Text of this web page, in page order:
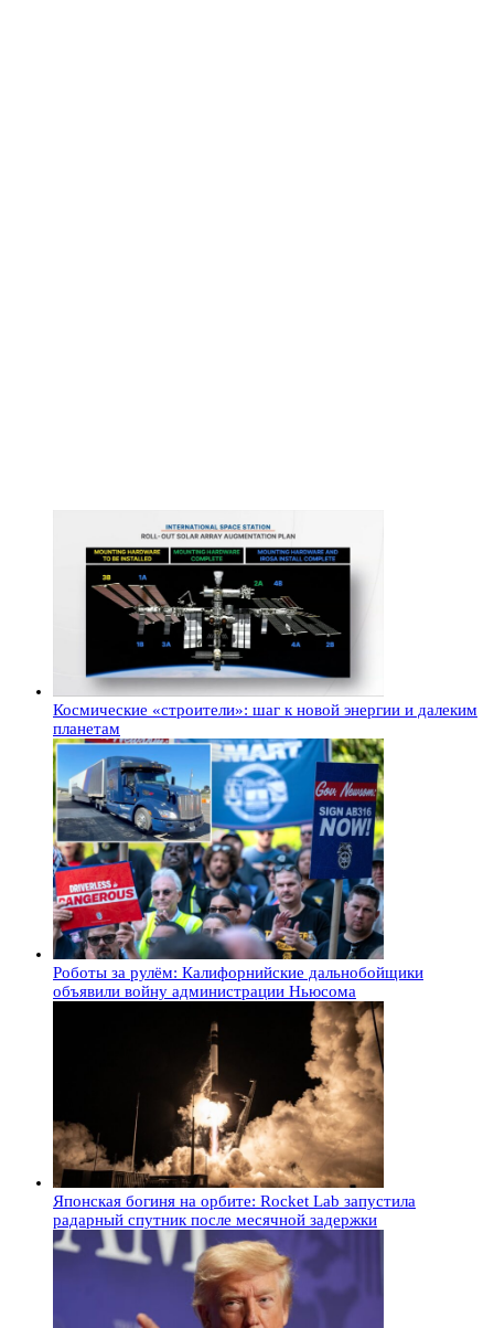
Космические «строители»: шаг к новой энергии и далеким
планетам
Роботы за рулём: Калифорнийские дальнобойщики
объявили войну администрации Ньюсома
Японская богиня на орбите: Rocket Lab запустила
радарный спутник после месячной задержки